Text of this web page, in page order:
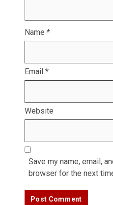
Name *
Email *
Website
Save my name, email,
browser for the next